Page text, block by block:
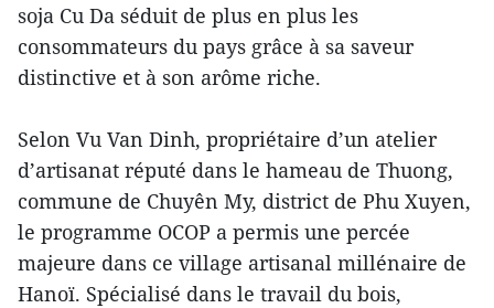
soja Cu Da séduit de plus en plus les
consommateurs du pays grâce à sa saveur
distinctive et à son arôme riche.
Selon Vu Van Dinh, propriétaire d’un atelier
d’artisanat réputé dans le hameau de Thuong,
commune de Chuyên My, district de Phu Xuyen,
le programme OCOP a permis une percée
majeure dans ce village artisanal millénaire de
Hanoï. Spécialisé dans le travail du bois,